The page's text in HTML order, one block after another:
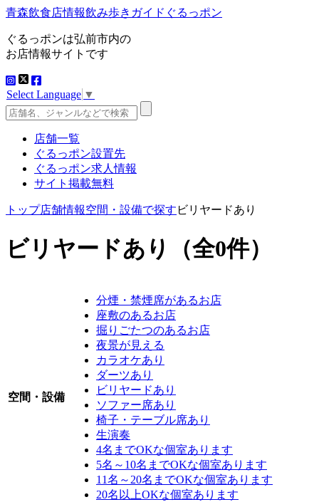
青森飲食店情報飲み歩きガイドぐるっポン
ぐるっポンは弘前市内の
お店情報サイトです
Select Language ▼
店舗一覧
ぐるっポン設置先
ぐるっポン求人情報
サイト掲載無料
トップ店舗情報空間・設備で探す ビリヤードあり
ビリヤードあり （全0件）
空間・設備
分煙・禁煙席があるお店
座敷のあるお店
掘りごたつのあるお店
夜景が見える
カラオケあり
ダーツあり
ビリヤードあり
ソファー席あり
椅子・テーブル席あり
生演奏
4名までOKな個室あります
5名～10名までOKな個室あります
11名～20名までOKな個室あります
20名以上OKな個室あります